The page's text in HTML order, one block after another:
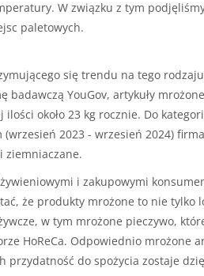
W związku z tym
paletowych.
się trendu na tego rodzaju
YouGov, artykuły mrożone
około 23 kg rocznie. Do
2023 - wrzesień 2024) firma
ziemniaczane.
i zakupowymi
że produkty mrożone to nie tylko
w tym mrożone pieczywo,
HoReCa. Odpowiednio mrożone
przydatność do spożycia zostaje